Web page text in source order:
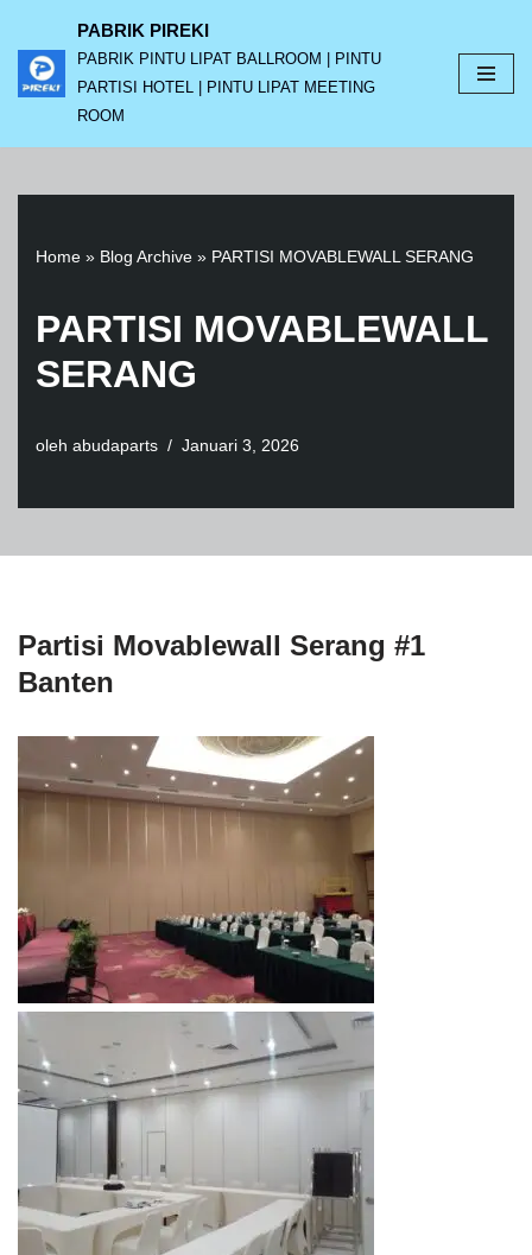
Lompat
ke
PABRIK PIREKI
PABRIK PINTU LIPAT BALLROOM | PINTU
PARTISI HOTEL | PINTU LIPAT MEETING
ROOM
Home » Blog Archive » PARTISI MOVABLEWALL SERANG
PARTISI MOVABLEWALL
SERANG
oleh abudaparts Januari 3, 2026
Partisi Movablewall Serang #1
Banten